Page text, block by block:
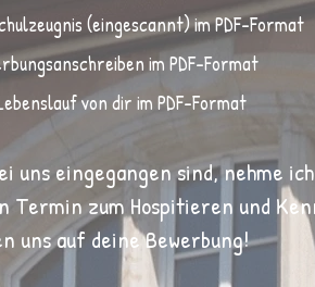
(eingescannt) im PDF-Format
im PDF-Format
von dir im PDF-Format
unseingegangen sind, nehme
Termin zum Hospitieren und
uns auf deine Bewerbung!